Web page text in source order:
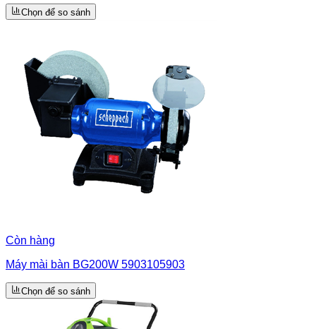
Chọn để so sánh
Còn hàng
Máy mài bàn BG200W 5903105903
Chọn để so sánh